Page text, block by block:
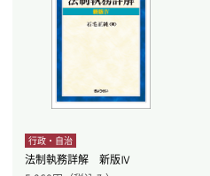
行政・自治
法制執務詳解 新版Ⅳ